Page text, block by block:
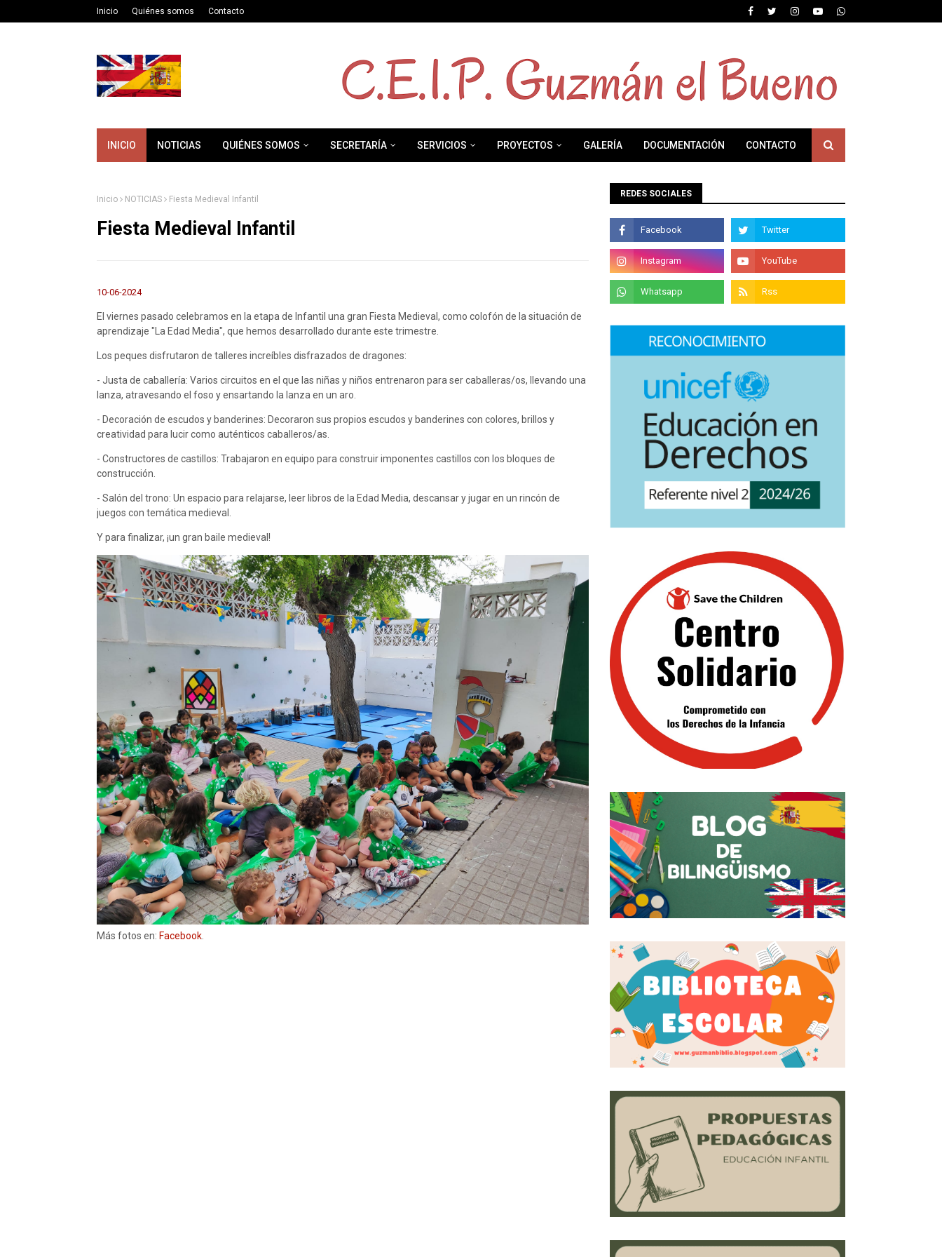
Inicio Quiénes somos Contacto
INICIO NOTICIAS QUIÉNES SOMOS SECRETARÍA SERVICIOS PROYECTOS GALERÍA DOCUMENTACIÓN CONTACTO
Inicio NOTICIAS Fiesta Medieval Infantil
Fiesta Medieval Infantil
10-06-2024
El viernes pasado celebramos en la etapa de Infantil una gran Fiesta Medieval, como colofón de la situación de
aprendizaje "La Edad Media", que hemos desarrollado durante este trimestre.
Los peques disfrutaron de talleres increíbles disfrazados de dragones:
- Justa de caballería: Varios circuitos en el que las niñas y niños entrenaron para ser caballeras/os, llevando una
lanza, atravesando el foso y ensartando la lanza en un aro.
- Decoración de escudos y banderines: Decoraron sus propios escudos y banderines con colores, brillos y
creatividad para lucir como auténticos caballeros/as.
- Constructores de castillos: Trabajaron en equipo para construir imponentes castillos con los bloques de
construcción.
- Salón del trono: Un espacio para relajarse, leer libros de la Edad Media, descansar y jugar en un rincón de
juegos con temática medieval.
Y para finalizar, ¡un gran baile medieval!
Más fotos en: Facebook
REDES SOCIALES